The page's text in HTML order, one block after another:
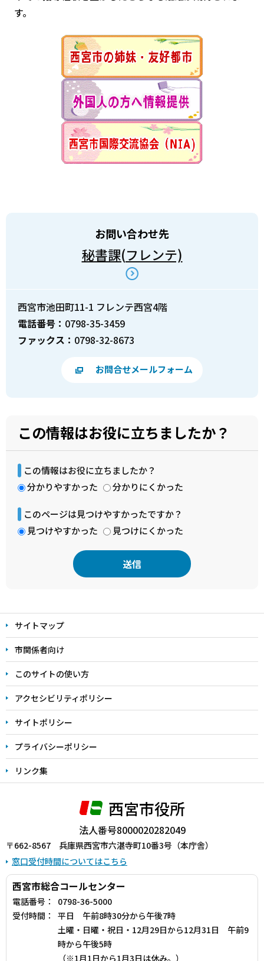
す。
お問い合わせ先
秘書課(フレンテ)
西宮市池田町11-1 フレンテ西宮4階
電話番号： 0798-35-3459
ファックス： 0798-32-8673
お問合せメールフォーム
この情報はお役に立ちましたか？
この情報はお役に立ちましたか？
分かりやすかった
分かりにくかった
このページは見つけやすかったですか？
見つけやすかった
見つけにくかった
文
こ
こ
ま
で
サイトマップ
市関係者向け
このサイトの使い方
アクセシビリティポリシー
サイトポリシー
プライバシーポリシー
リンク集
西宮市役所
法人番号8000020282049
〒662-8567 兵庫県西宮市六湛寺町10番3号（本庁舎）
窓口受付時間についてはこちら
西宮市総合コールセンター
電話番号：
0798-36-5000
受付時間：
平日 午前8時30分から午後7時
土曜・日曜・祝日・12月29日から12月31日 午前9
時から午後5時
（※1月1日から1月3日は休み。）